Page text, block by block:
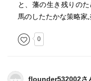
と、藩の生き残りの
馬のしたたかな策略家
0
flounder532002さ